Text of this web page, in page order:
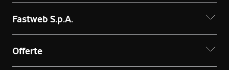
Fastweb S.p.A.
Offerte